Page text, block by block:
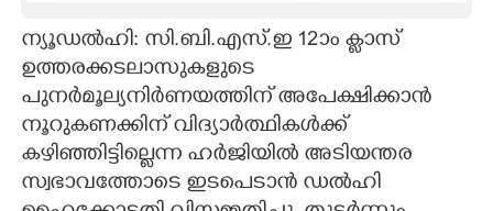
CARTOONS
LITERATURE
ZOOM
ന്യൂഡൽഹി: സി.ബി.എസ്.ഇ 12ാം ക്ലാസ്
ഉത്തരക്കടലാസുകളുടെ
പുനർമൂല്യനിർണയത്തിന് അപേക്ഷിക്കാൻ
നൂറുകണക്കിന് വിദ്യാർത്ഥികൾക്ക്
കഴിഞ്ഞിട്ടില്ലെന്ന ഹർജിയിൽ അടിയന്തര
സ്വഭാവത്തോടെ ഇടപെടാൻ ഡൽഹി